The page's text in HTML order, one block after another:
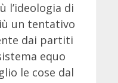
l’ideologia di
un tentativo
dai partiti
equo
le cose dal